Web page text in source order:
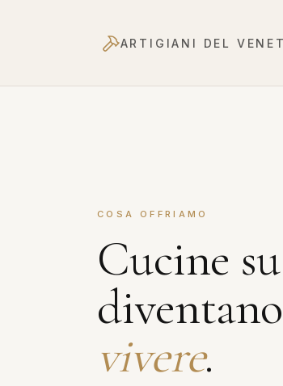
ARTIGIANI DEL
COSA OFFRIAMO
Cucine
diventano
vivere.